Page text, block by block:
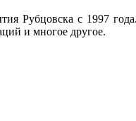
Рубцовска с 1997
и многое другое.